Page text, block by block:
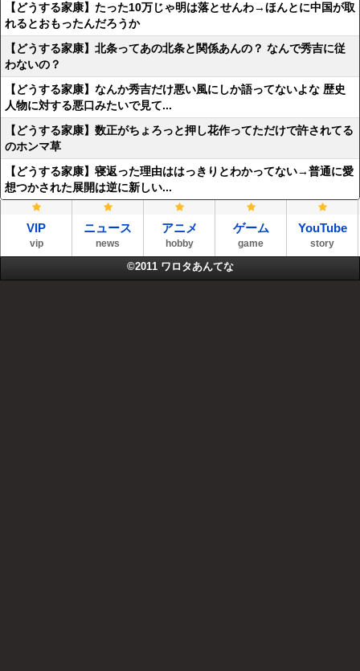
【どうする家康】たった10万じゃ明は落とせんわ→ほんとに中国が取
れるとおもったんだろうか
【どうする家康】北条ってあの北条と関係あんの？ なんで秀吉に従
わないの？
【どうする家康】なんか秀吉だけ悪い風にしか語ってないよな 歴史
人物に対する悪口みたいで見て...
【どうする家康】数正がちょろっと押し花作ってただけで許されてる
のホンマ草
【どうする家康】寝返った理由ははっきりとわかってない→普通に愛
想つかされた展開は逆に新しい...
VIP
vip
ニュース
news
アニメ
hobby
ゲーム
game
YouTube
story
©2011 ワロタあんてな